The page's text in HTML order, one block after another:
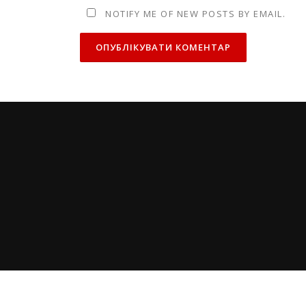
NOTIFY ME OF NEW POSTS BY EMAIL.